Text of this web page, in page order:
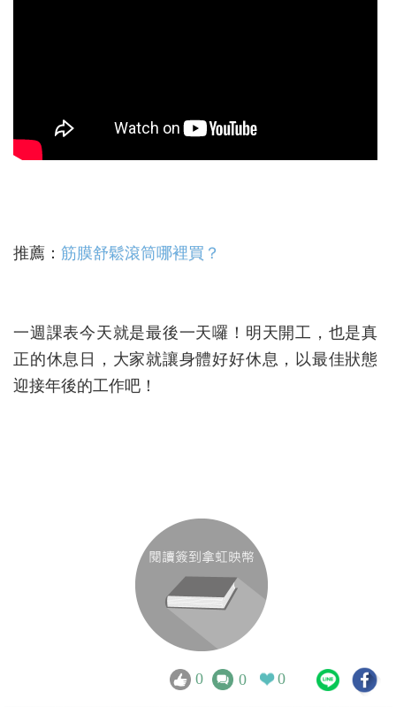
推薦： 筋膜舒鬆滾筒哪裡買？
一週課表今天就是最後一天囉！明天開工，也是真
正的休息日，大家就讓身體好好休息，以最佳狀態
迎接年後的工作吧！
0 0 0